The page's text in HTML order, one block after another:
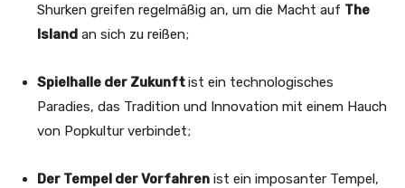
Shurken greifen regelmäßig an, um die Macht auf The
Island an sich zu reißen;
Spielhalle der Zukunftist ein technologisches
Paradies, das Tradition und Innovation mit einem Hauch
von Popkultur verbindet;
Der Tempel der Vorfahren ist ein imposanter Tempel,